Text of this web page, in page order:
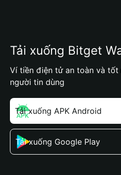
Tải xuống Bitget
Ví tiền điện tử an toàn và
người tin dùng
Tải xuống APK Android
Tải xuống Google Play